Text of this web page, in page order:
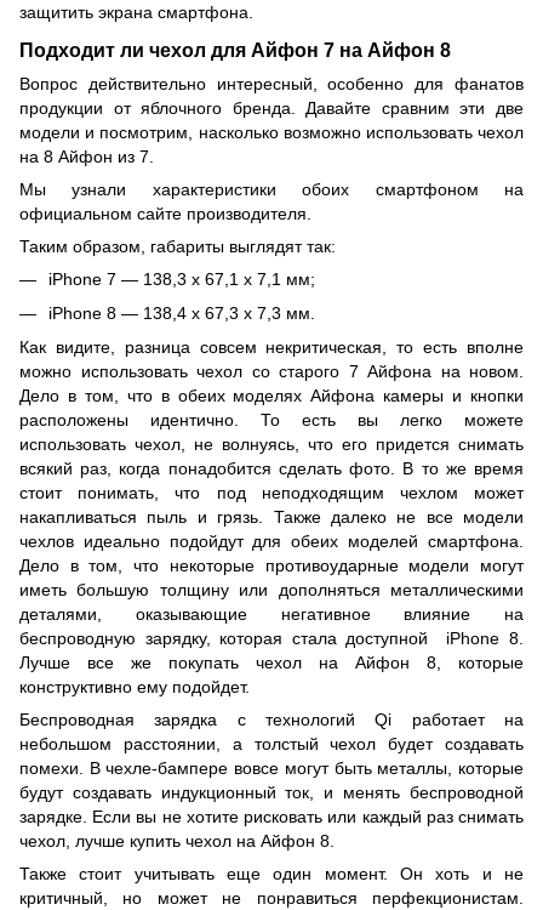
защитить экрана смартфона.
Подходит ли чехол для Айфон 7 на Айфон 8
Вопрос действительно интересный, особенно для фанатов
продукции от яблочного бренда. Давайте сравним эти две
модели и посмотрим, насколько возможно использовать чехол
на 8 Айфон из 7.
Мы узнали характеристики обоих смартфоном на
официальном сайте производителя.
Таким образом, габариты выглядят так:
iPhone 7 — 138,3 х 67,1 х 7,1 мм;
iPhone 8 — 138,4 х 67,3 х 7,3 мм.
Как видите, разница совсем некритическая, то есть вполне
можно использовать чехол со старого 7 Айфона на новом.
Дело в том, что в обеих моделях Айфона камеры и кнопки
расположены идентично. То есть вы легко можете
использовать чехол, не волнуясь, что его придется снимать
всякий раз, когда понадобится сделать фото. В то же время
стоит понимать, что под неподходящим чехлом может
накапливаться пыль и грязь. Также далеко не все модели
чехлов идеально подойдут для обеих моделей смартфона.
Дело в том, что некоторые противоударные модели могут
иметь большую толщину или дополняться металлическими
деталями, оказывающие негативное влияние на
беспроводную зарядку, которая стала доступной iPhone 8.
Лучше все же покупать чехол на Айфон 8, которые
конструктивно ему подойдет.
Беспроводная зарядка с технологий Qi работает на
небольшом расстоянии, а толстый чехол будет создавать
помехи. В чехле-бампере вовсе могут быть металлы, которые
будут создавать индукционный ток, и менять беспроводной
зарядке. Если вы не хотите рисковать или каждый раз снимать
чехол, лучше купить чехол на Айфон 8.
Также стоит учитывать еще один момент. Он хоть и не
критичный, но может не понравиться перфекционистам.